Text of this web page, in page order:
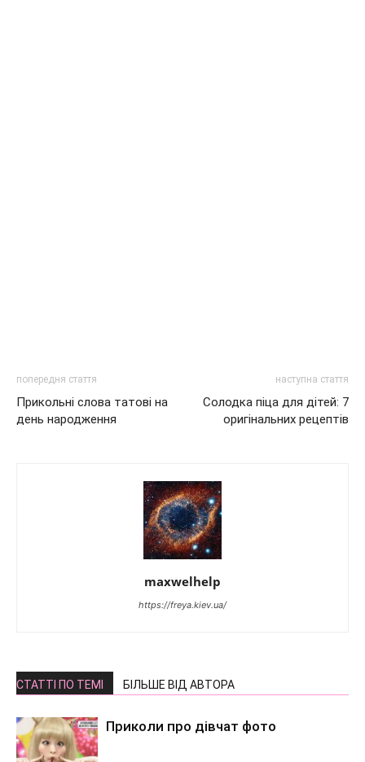
попередня стаття
Прикольні слова татові на
день народження
наступна стаття
Солодка піца для дітей: 7
оригінальних рецептів
maxwelhelp
https://freya.kiev.ua/
СТАТТІ ПО ТЕМІ БІЛЬШЕ ВІД АВТОРА
Приколи про дівчат фото